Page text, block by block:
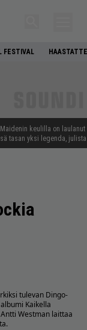
FESTIVAL
Maidenin keulilla on laulanut
tasan yksi legenda,
tulevan Dingo-
Kaikella
Westman laittaa